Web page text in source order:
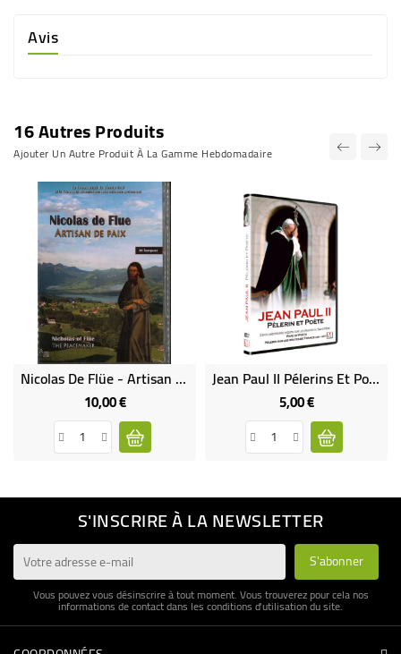
Avis
16 Autres Produits
Ajouter Un Autre Produit À La Gamme Hebdomadaire
Nicolas De Flüe - Artisan De Paix
10,00 €Prix
Jean Paul II Pélerins Et Poète
5,00 €Prix
S'INSCRIRE À LA NEWSLETTER
Vous pouvez vous désinscrire à tout moment. Vous trouverez pour cela nos
informations de contact dans les conditions d'utilisation du site.